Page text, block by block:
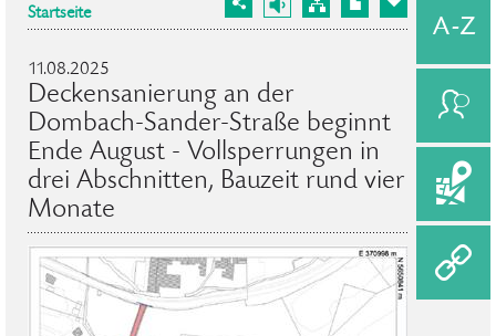
Startseite
11.08.2025
Deckensanierung an der
Dombach-Sander-Straße beginnt
Ende August - Vollsperrungen in
drei Abschnitten, Bauzeit rund vier
Monate